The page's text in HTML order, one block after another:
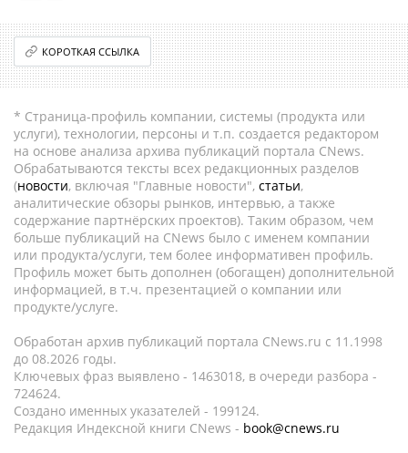
КОРОТКАЯ ССЫЛКА
* Страница-профиль компании, системы (продукта или
услуги), технологии, персоны и т.п. создается редактором
на основе анализа архива публикаций портала CNews.
Обрабатываются тексты всех редакционных разделов
(новости, включая "Главные новости", статьи,
аналитические обзоры рынков, интервью, а также
содержание партнёрских проектов). Таким образом, чем
больше публикаций на CNews было с именем компании
или продукта/услуги, тем более информативен профиль.
Профиль может быть дополнен (обогащен) дополнительной
информацией, в т.ч. презентацией о компании или
продукте/услуге.
Обработан архив публикаций портала CNews.ru c 11.1998
до 08.2026 годы.
Ключевых фраз выявлено - 1463018, в очереди разбора -
724624.
Создано именных указателей - 199124.
Редакция Индексной книги CNews - book@cnews.ru